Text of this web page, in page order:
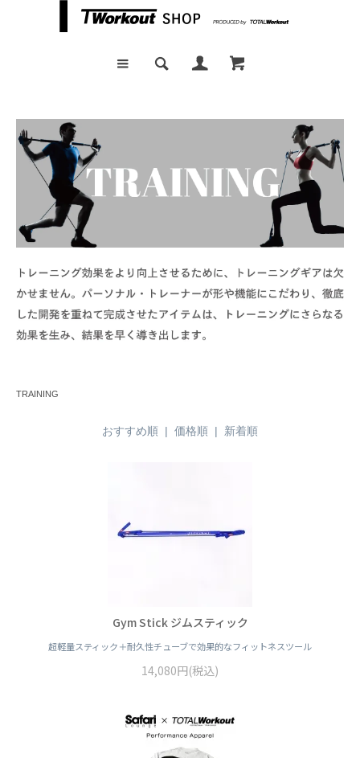
TRAINING
おすすめ順 | 価格順 | 新着順
Gym Stick ジムスティック
超軽量スティック＋耐久性チューブで効果的なフィットネスツール
14,080円(税込)